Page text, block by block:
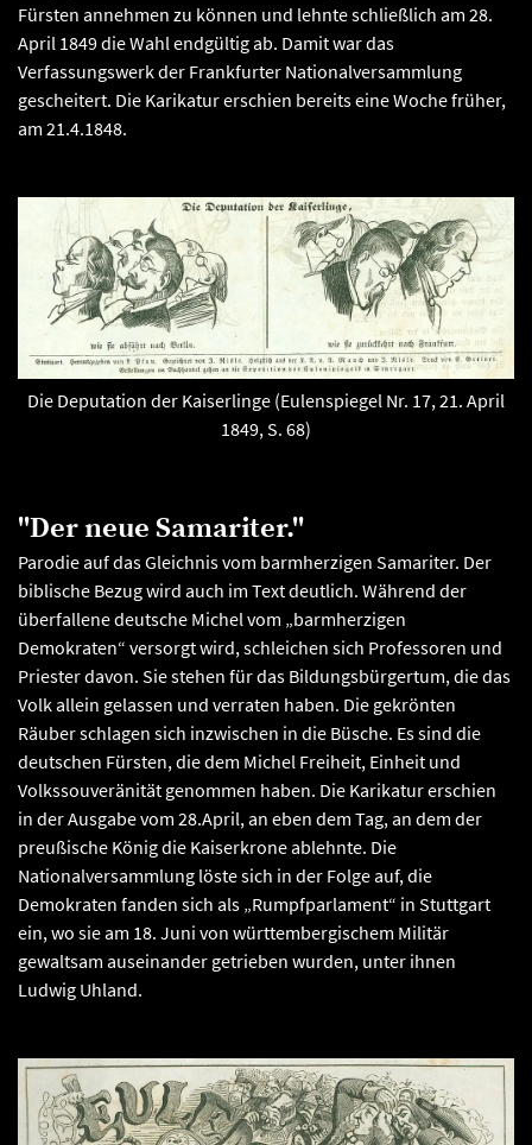
Fürsten annehmen zu können und lehnte schließlich am 28.
April 1849 die Wahl endgültig ab. Damit war das
Verfassungswerk der Frankfurter Nationalversammlung
gescheitert. Die Karikatur erschien bereits eine Woche früher,
am 21.4.1848.
Die Deputation der Kaiserlinge (Eulenspiegel Nr. 17, 21. April
1849, S. 68)
"Der neue Samariter."
Parodie auf das Gleichnis vom barmherzigen Samariter. Der
biblische Bezug wird auch im Text deutlich. Während der
überfallene deutsche Michel vom „barmherzigen
Demokraten“ versorgt wird, schleichen sich Professoren und
Priester davon. Sie stehen für das Bildungsbürgertum, die das
Volk allein gelassen und verraten haben. Die gekrönten
Räuber schlagen sich inzwischen in die Büsche. Es sind die
deutschen Fürsten, die dem Michel Freiheit, Einheit und
Volkssouveränität genommen haben. Die Karikatur erschien
in der Ausgabe vom 28.April, an eben dem Tag, an dem der
preußische König die Kaiserkrone ablehnte. Die
Nationalversammlung löste sich in der Folge auf, die
Demokraten fanden sich als „Rumpfparlament“ in Stuttgart
ein, wo sie am 18. Juni von württembergischem Militär
gewaltsam auseinander getrieben wurden, unter ihnen
Ludwig Uhland.